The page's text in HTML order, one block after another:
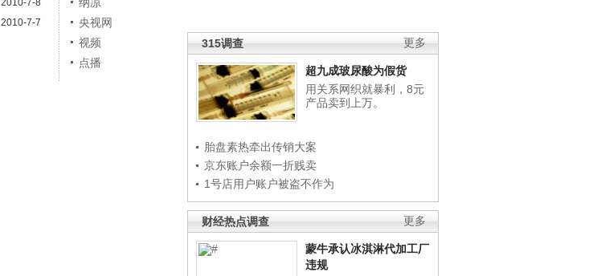
更多
315调查
超九成玻尿酸为假货
用关系网织就暴利，8元
产品卖到上万。
胎盘素热牵出传销大案
京东账户余额一折贱卖
1号店用户账户被盗不作为
更多
财经热点调查
蒙牛承认冰淇淋代加工厂
违规
2010-7-8
2010-7-7
央视网
视频
点播